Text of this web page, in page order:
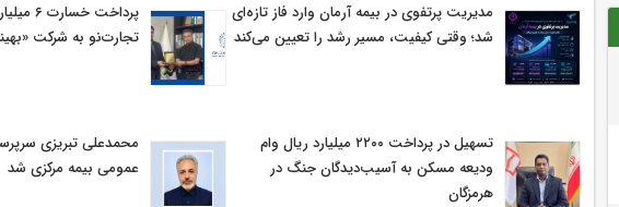
مدیریت پرتفوی در بیمه آرمان وارد فاز تازه‌ای
شد؛ وقتی کیفیت، مسیر رشد را تعیین می‌کند
پرداخت
تجارت‌نو به شرکت
تسهیل در پرداخت ۲۲۰۰ میلیارد ریال وام
ودیعه مسکن به آسیب‌دیدگان جنگ در
هرمزگان
محمدعلی تبریزی
عمومی بیمه مركزی شد